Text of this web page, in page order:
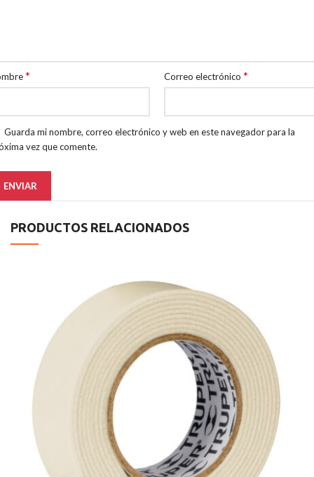
* Correo electrónico *
Guarda mi nombre, correo electrónico y web en este navegador para la
vez que comente.
PRODUCTOS RELACIONADOS